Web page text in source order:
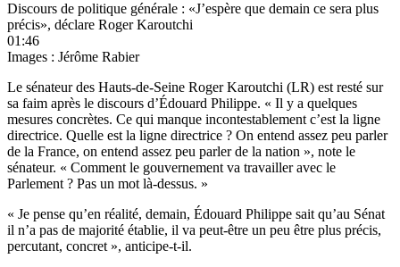
Discours de politique générale : «J’espère que demain ce sera plus
précis», déclare Roger Karoutchi
01:46
Images : Jérôme Rabier
Le sénateur des Hauts-de-Seine Roger Karoutchi (LR) est resté sur
sa faim après le discours d’Édouard Philippe. « Il y a quelques
mesures concrètes. Ce qui manque incontestablement c’est la ligne
directrice. Quelle est la ligne directrice ? On entend assez peu parler
de la France, on entend assez peu parler de la nation », note le
sénateur. « Comment le gouvernement va travailler avec le
Parlement ? Pas un mot là-dessus. »
« Je pense qu’en réalité, demain, Édouard Philippe sait qu’au Sénat
il n’a pas de majorité établie, il va peut-être un peu être plus précis,
percutant, concret », anticipe-t-il.